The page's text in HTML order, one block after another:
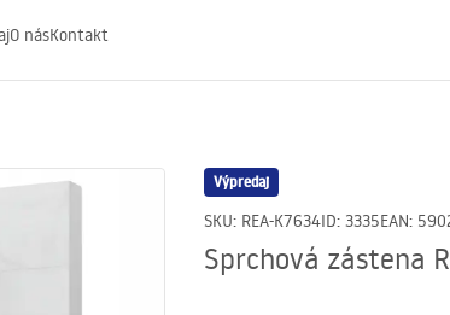
O násKontakt
Výpredaj
SKU: REA-K7634ID: 3335EAN:
Sprchová zástena